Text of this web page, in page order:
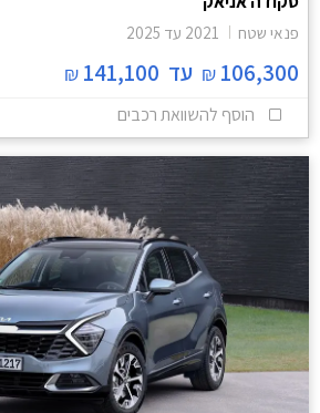
פנאי שטח 2021 עד 2025
106,300
₪ עד 141,100
₪
הוסף להשוואת רכבים